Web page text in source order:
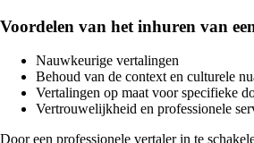
Voordelen van het inhuren van
Nauwkeurige vertalingen
Behoud van de context en culturele
Vertalingen op maat voor specifieke
Vertrouwelijkheid en professionele
Door een professionele vertaler in te